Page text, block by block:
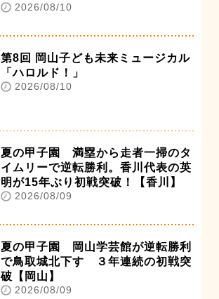
2026/08/10
第8回 岡山子ども未来ミュージカル
「ハロルド！」
2026/08/10
夏の甲子園 満塁から走者一掃のタ
イムリーで逆転勝利。香川代表の英
明が15年ぶり初戦突破！【香川】
2026/08/09
夏の甲子園 岡山学芸館が逆転勝利
で鳥取城北下す ３年連続の初戦突
破【岡山】
2026/08/09